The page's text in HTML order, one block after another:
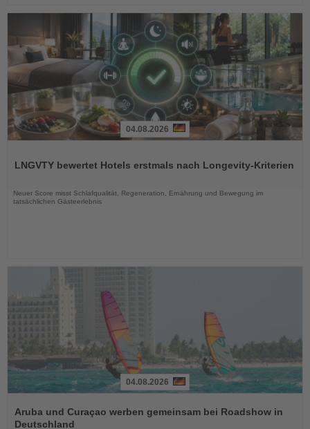
die
04.08.2026
LNGVTY bewertet Hotels erstmals nach Longevity-Kriterien
Neuer Score misst Schlafqualität, Regeneration, Ernährung und Bewegung im
tatsächlichen Gästeerlebnis
Sie
die
04.08.2026
Aruba und Curaçao werben gemeinsam bei Roadshow in
Deutschland